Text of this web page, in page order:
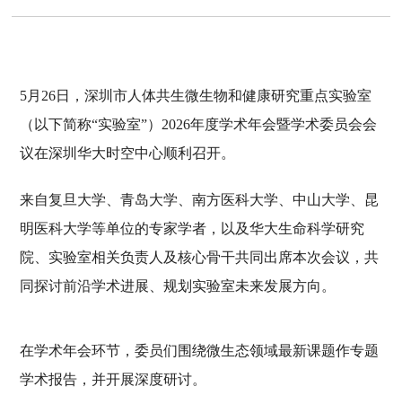
5月26日，深圳市人体共生微生物和健康研究重点实验室
（以下简称“实验室”）2026年度学术年会暨学术委员会会
议在深圳华大时空中心顺利召开。
来自复旦大学、青岛大学、南方医科大学、中山大学、昆
明医科大学等单位的专家学者，以及华大生命科学研究
院、实验室相关负责人及核心骨干共同出席本次会议，共
同探讨前沿学术进展、规划实验室未来发展方向。
在学术年会环节，委员们围绕微生态领域最新课题作专题
学术报告，并开展深度研讨。